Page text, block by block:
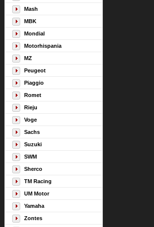
Mash
MBK
Mondial
Motorhispania
MZ
Peugeot
Piaggio
Romet
Rieju
Voge
Sachs
Suzuki
SWM
Sherco
TM Racing
UM Motor
Yamaha
Zontes